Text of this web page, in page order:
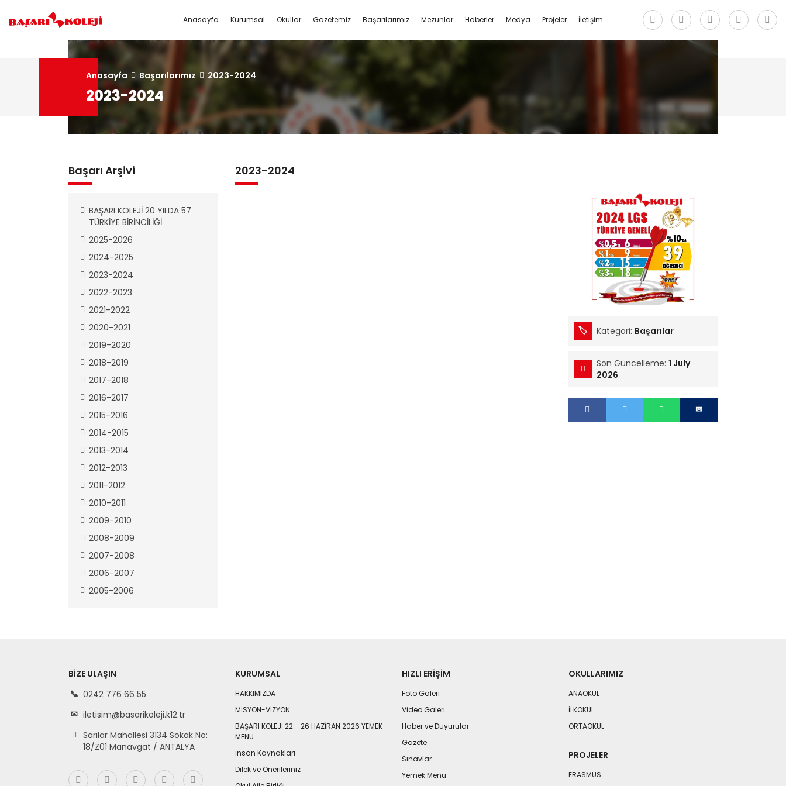
Anasayfa Kurumsal
Kurumsal
HAKKIMIZDA
MİSYON-VİZYON
BAŞARI KOLEJİ 22 - 26 HAZİRAN 2026 YEMEK MENÜ
İnsan Kaynakları
Okullar
Okullar
ANAOKUL
İLKOKUL
Gazetemiz Başarılarımız Mezunlar Haberler Medya
Medya
Fotoğraf Galerisi
Video Galerisi
Projeler
Projeler
ERASMUS
İletişim
Anasayfa Başarılarımız 2023-2024
2023-2024
Başarı Arşivi
BAŞARI KOLEJİ 20 YILDA 57
TÜRKİYE BİRİNCİLİĞİ
2025-2026
2024-2025
2023-2024
2022-2023
2021-2022
2020-2021
2019-2020
2018-2019
2017-2018
2016-2017
2015-2016
2014-2015
2013-2014
2012-2013
2011-2012
2010-2011
2009-2010
2008-2009
2007-2008
2006-2007
2005-2006
2023-2024
Kategori: Başarılar
Son Güncelleme: 1 July
2026
BIZE ULAŞIN
0242 776 66 55
iletisim@basarikoleji.k12.tr
Sarılar Mahallesi 3134 Sokak No:
18/Z01 Manavgat / ANTALYA
KURUMSAL
HAKKIMIZDA
MİSYON-VİZYON
BAŞARI KOLEJİ 22 - 26 HAZİRAN 2026 YEMEK
MENÜ
İnsan Kaynakları
Dilek ve Önerileriniz
HIZLI ERIŞIM
Foto Galeri
Video Galeri
Haber ve Duyurular
Gazete
Sınavlar
Yemek Menü
OKULLARIMIZ
ANAOKUL
İLKOKUL
ORTAOKUL
PROJELER
ERASMUS